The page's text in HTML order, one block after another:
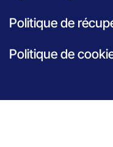
Politique de
Politique de